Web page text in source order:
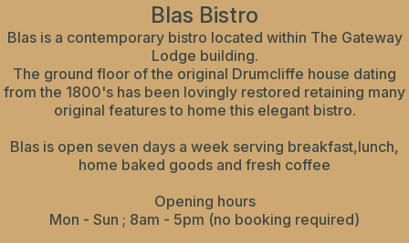
Blas Bistro
Blas is a contemporary bistro located within The Gateway
Lodge building.
The ground floor of the original Drumcliffe house dating
from the 1800's has been lovingly restored retaining many
original features to home this elegant bistro.
Blas is open seven days a week serving breakfast,lunch,
home baked goods and fresh coffee
Opening hours
Mon - Sun ; 8am - 5pm (no booking required)